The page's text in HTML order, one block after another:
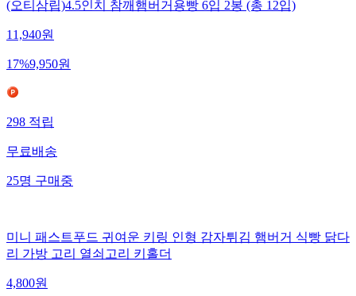
(오티삼립)4.5인치 참깨햄버거용빵 6입 2봉 (총 12입)
11,940원
17%9,950원
298적립
무료배송
25명구매중
미니 패스트푸드 귀여운 키링 인형 감자튀김 햄버거 식빵 닭다
리 가방 고리 열쇠고리 키홀더
4,800원